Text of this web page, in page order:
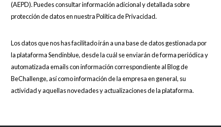
(AEPD). Puedes consultar información adicional y detallada sobre
protección de datos en nuestra Política de Privacidad.
Los datos que nos has facilitado irán a una base de datos gestionada por
la plataforma Sendinblue, desde la cuál se enviarán de forma periódica y
automatizada emails con información correspondiente al Blog de
BeChallenge, así como información de la empresa en general, su
actividad y aquellas novedades y actualizaciones de la plataforma.